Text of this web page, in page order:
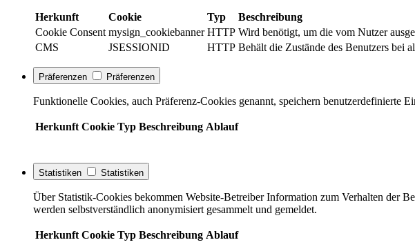
Herkunft Cookie Typ Beschreibung
Cookie Consent mysign_cookiebanner HTTP Wird benötigt, um die vom Nutzer
CMS
JSESSIONID HTTP Behält die Zustände des Benutzers bei
Präferenzen Präferenzen
Funktionelle Cookies, auch Präferenz-Cookies genannt, speichern benutzerdefinierte
Herkunft Cookie Typ Beschreibung Ablauf
Statistiken Statistiken
Über Statistik-Cookies bekommen Website-Betreiber Information zum Verhalten der
werden selbstverständlich anonymisiert gesammelt und gemeldet.
Herkunft Cookie Typ Beschreibung Ablauf